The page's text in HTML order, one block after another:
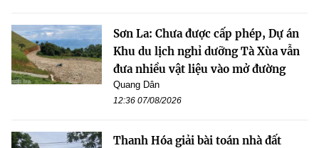
Sơn La: Chưa được cấp phép, Dự án
Khu du lịch nghỉ dưỡng Tà Xùa vẫn
đưa nhiều vật liệu vào mở đường
Quang Dân
12:36 07/08/2026
Thanh Hóa giải bài toán nhà đất